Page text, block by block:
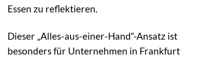
Essen zu reflektieren.
Dieser „Alles-aus-einer-Hand“-Ansatz ist
besonders für Unternehmen in Frankfurt